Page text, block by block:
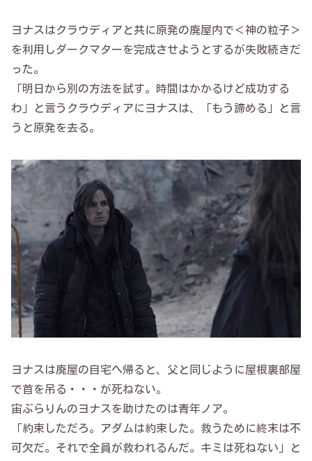
ヨナスはクラウディアと共に原発の廃屋内で＜神の粒子＞
を利用しダークマターを完成させようとするが失敗続きだ
った。
「明日から別の方法を試す。時間はかかるけど成功する
わ」と言うクラウディアにヨナスは、「もう諦める」と言
うと原発を去る。
ヨナスは廃屋の自宅へ帰ると、父と同じように屋根裏部屋
で首を吊る・・・が死ねない。
宙ぶらりんのヨナスを助けたのは青年ノア。
「約束しただろ。アダムは約束した。救うために終末は不
可欠だ。それで全員が救われるんだ。キミは死ねない」と